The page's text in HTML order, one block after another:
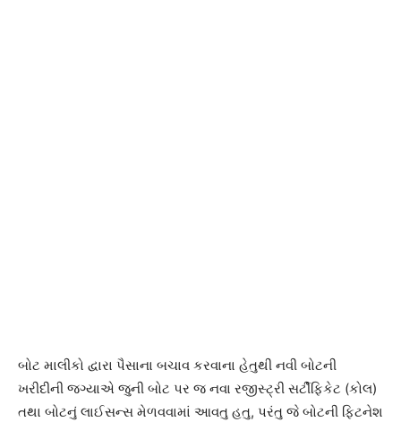
બોટ માલીકો દ્વારા પૈસાના બચાવ કરવાના હેતુથી નવી બોટની
ખરીદીની જગ્યાએ જુની બોટ પર જ નવા રજીસ્ટ્રી સર્ટીફિકેટ (કોલ)
તથા બોટનું લાઈસન્સ મેળવવામાં આવતુ હતુ, પરંતુ જે બોટની ફિટનેશ